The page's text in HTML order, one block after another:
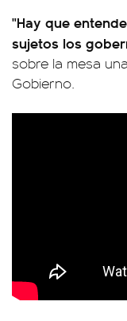
"Hay que
sujetos los
sobre la mesa
Gobierno.